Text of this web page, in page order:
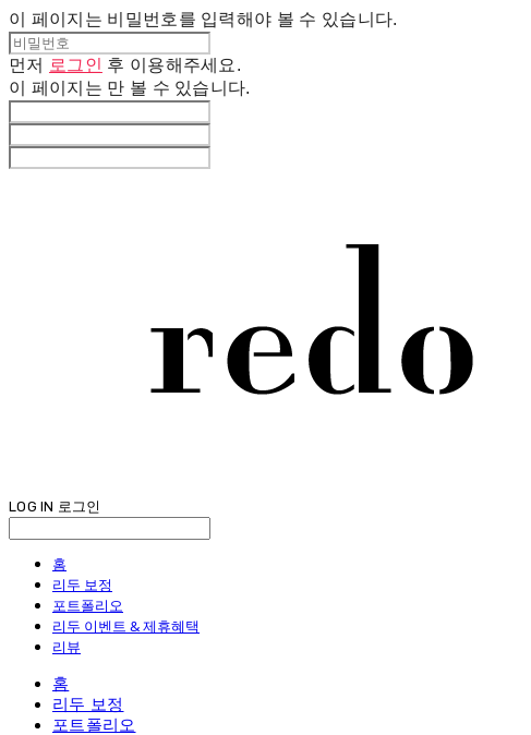
이 페이지는 비밀번호를 입력해야 볼 수 있습니다.
먼저 로그인 후 이용해주세요.
이 페이지는 만 볼 수 있습니다.
LOG IN 로그인
홈
리두 보정
포트폴리오
리두 이벤트 & 제휴혜택
리뷰
홈
리두 보정
포트폴리오